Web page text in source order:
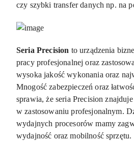
czy szybki transfer danych np. na
Seria Precision to urządzenia
pracy profesjonalnej oraz
wysoka jakość wykonania oraz
Mnogość zabezpieczeń oraz
sprawia, że seria Precision
w zastosowaniu profesjonalnym.
wydajnych procesorów mamy
wydajność oraz mobilność sprzętu.